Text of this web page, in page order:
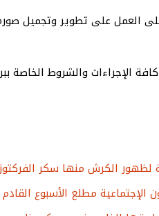
العمل على تطوير وتجميل
الإجراءات والشروط الخاصة
لظهور الكرش منها سكر الفركتوز
مطلع الأسبوع القادم